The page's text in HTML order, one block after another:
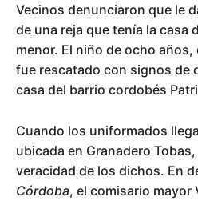
Vecinos denunciaron que le
de una reja que tenía la casa
menor. El niño de ocho
fue rescatado con signos de
casa del barrio cordobés
Cuando los uniformados
ubicada en Granadero
veracidad de los dichos. En
Córdoba, el comisario mayor